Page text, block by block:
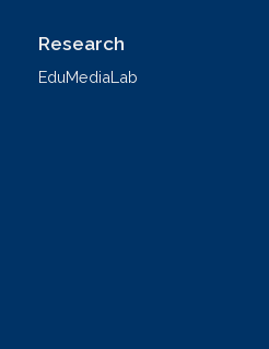
Research
EduMediaLab